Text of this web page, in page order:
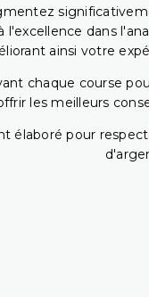
dans
ainsi votre
chaque course
les meilleurs
pour